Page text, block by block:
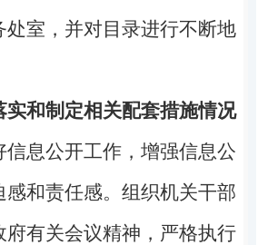
处室，并对目录进行不断地
实和制定相关配套措施情况
信息公开工作，增强信息公
感和责任感。组织机关干部
府有关会议精神，严格执行